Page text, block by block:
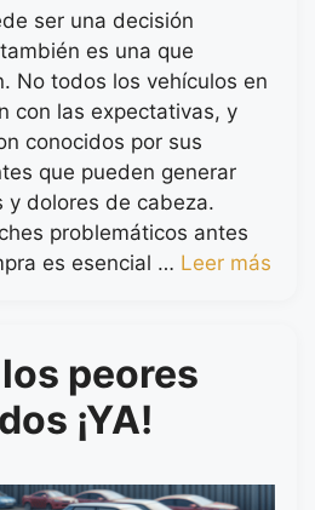
ser una decisión
es una que
No todos los vehículos en
con las expectativas, y
conocidos por sus
que pueden generar
y dolores de cabeza.
problemáticos antes
es esencial … Leer más
peores
¡YA!